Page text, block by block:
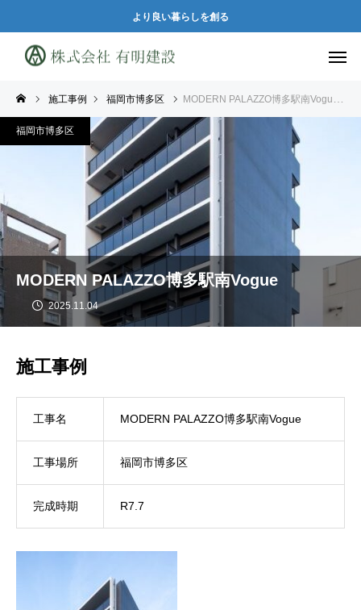
より良い暮らしを創る
施工事例 福岡市博多区 MODERN PALAZZO博多駅南Vogue
MODERN PALAZZO博多駅南Vogue
2025.11.04
福岡市博多区
施工事例
工事名 MODERN PALAZZO博多駅南Vogue
工事場所 福岡市博多区
完成時期 R7.7